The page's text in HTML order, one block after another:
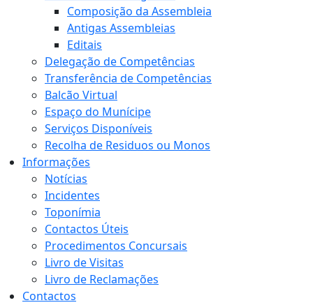
Composição da Assembleia
Antigas Assembleias
Editais
Delegação de Competências
Transferência de Competências
Balcão Virtual
Espaço do Munícipe
Serviços Disponíveis
Recolha de Residuos ou Monos
Informações
Notícias
Incidentes
Toponímia
Contactos Úteis
Procedimentos Concursais
Livro de Visitas
Livro de Reclamações
Contactos